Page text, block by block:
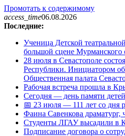
Промотать к содержимому
access_time06.08.2026
Последние:
Ученица Детской
большой сцене
28 июля в Севастополе
Республики. Инициатором
Общественная палата
Рабочая встреча прошла в
Сегодня — день памяти
📅 23 июля — 111 лет со дня
Фаина Савенкова
Студенты ЛГАУ высадили в
Подписание договора о